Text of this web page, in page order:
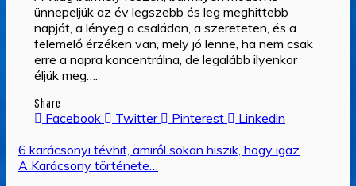
ünnepeljük az év legszebb és leg meghittebb
napját, a lényeg a családon, a szereteten, és a
felemelő érzéken van, mely jó lenne, ha nem csak
erre a napra koncentrálna, de legalább ilyenkor
éljük meg….
Share
Facebook Twitter Pinterest Linkedin
Bejegyzés
navigáció
6 karácsonyi tévhit, amiről sokan hiszik, hogy igaz
A Karácsony története…